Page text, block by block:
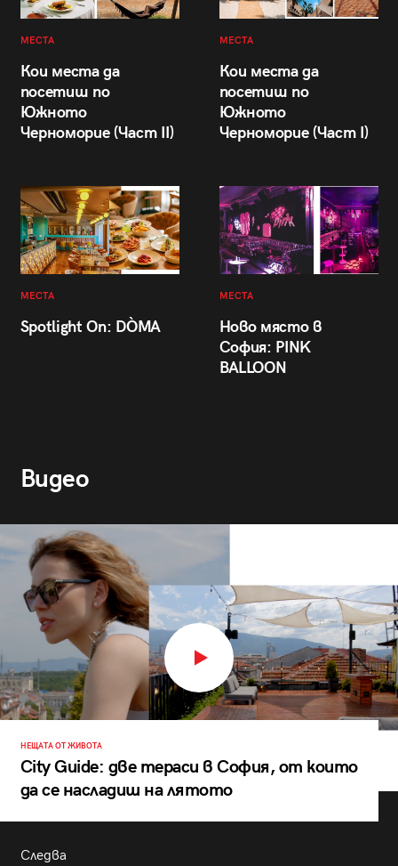
МЕСТА
Кои места да
посетиш по
Южното
Черноморие (Част II)
МЕСТА
Кои места да
посетиш по
Южното
Черноморие (Част I)
МЕСТА
Spotlight On: DÒMA
МЕСТА
Ново място в
София: PINK
BALLOON
Видео
НЕЩАТА ОТ ЖИВОТА
City Guide: две тераси в София, от които
да се насладиш на лятото
Следва